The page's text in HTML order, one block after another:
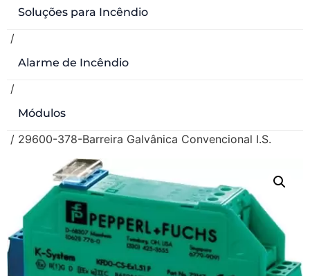
Soluções para Incêndio
/
Alarme de Incêndio
/
Módulos
/ 29600-378-Barreira Galvânica Convencional I.S.